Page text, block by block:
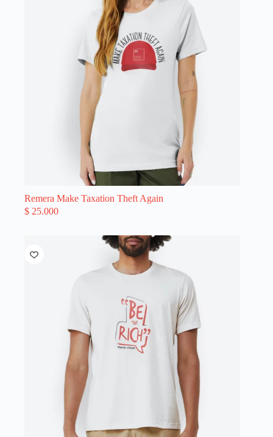
Remera Make Taxation Theft Again
$ 25.000